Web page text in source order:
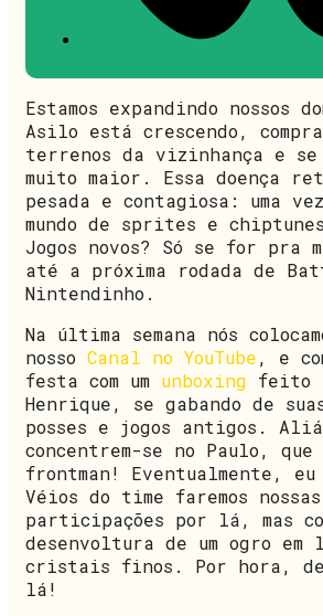
Estamos expandindo nossos
Asilo está crescendo,
terrenos da vizinhança e
muito maior. Essa doença
pesada e contagiosa: uma
mundo de sprites e
Jogos novos? Só se for pra
até a próxima rodada de
Nintendinho.
Na última semana nós
nosso Canal no YouTube, e
festa com um unboxing feito
Henrique, se gabando de
posses e jogos antigos.
concentrem-se no Paulo,
frontman! Eventualmente,
Véios do time faremos nossas
participações por lá, mas
desenvoltura de um ogro em
cristais finos. Por hora,
lá!